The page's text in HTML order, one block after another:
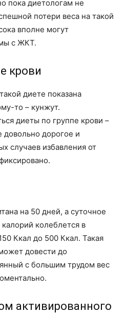
пока диетологам не
потери веса на такой
вполне могут
с ЖКТ.
крови
диете показана
то – кунжут.
диеты по группе крови –
довольно дорогое и
случаев избавления от
на 50 дней, а суточное
колеблется в
Ккал до 500 Ккал. Такая
довести до
с большим трудом вес
активированного